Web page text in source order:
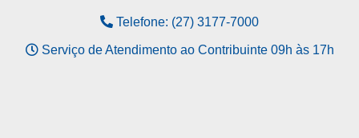
Telefone: (27) 3177-7000
Serviço de Atendimento ao Contribuinte 09h às 17h